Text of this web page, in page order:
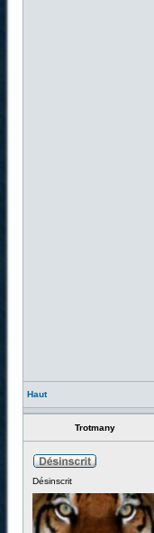
Haut
Trotmany
Désinscrit